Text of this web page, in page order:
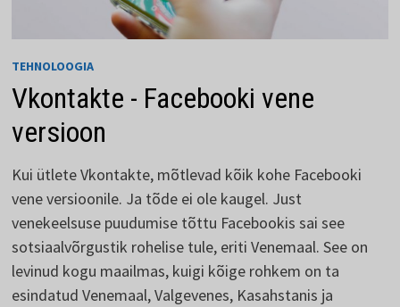
TEHNOLOOGIA
Vkontakte - Facebooki vene
versioon
Kui ütlete Vkontakte, mõtlevad kõik kohe Facebooki
vene versioonile. Ja tõde ei ole kaugel. Just
venekeelsuse puudumise tõttu Facebookis sai see
sotsiaalvõrgustik rohelise tule, eriti Venemaal. See on
levinud kogu maailmas, kuigi kõige rohkem on ta
esindatud Venemaal, Valgevenes, Kasahstanis ja